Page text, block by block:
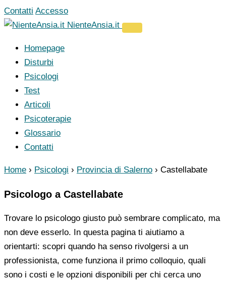
Vai
al
Contatti Accesso
NienteAnsia.it
Homepage
Disturbi
Psicologi
Test
Articoli
Psicoterapie
Glossario
Contatti
Home › Psicologi › Provincia di Salerno › Castellabate
Psicologo a Castellabate
Trovare lo psicologo giusto può sembrare complicato, ma
non deve esserlo. In questa pagina ti aiutiamo a
orientarti: scopri quando ha senso rivolgersi a un
professionista, come funziona il primo colloquio, quali
sono i costi e le opzioni disponibili per chi cerca uno